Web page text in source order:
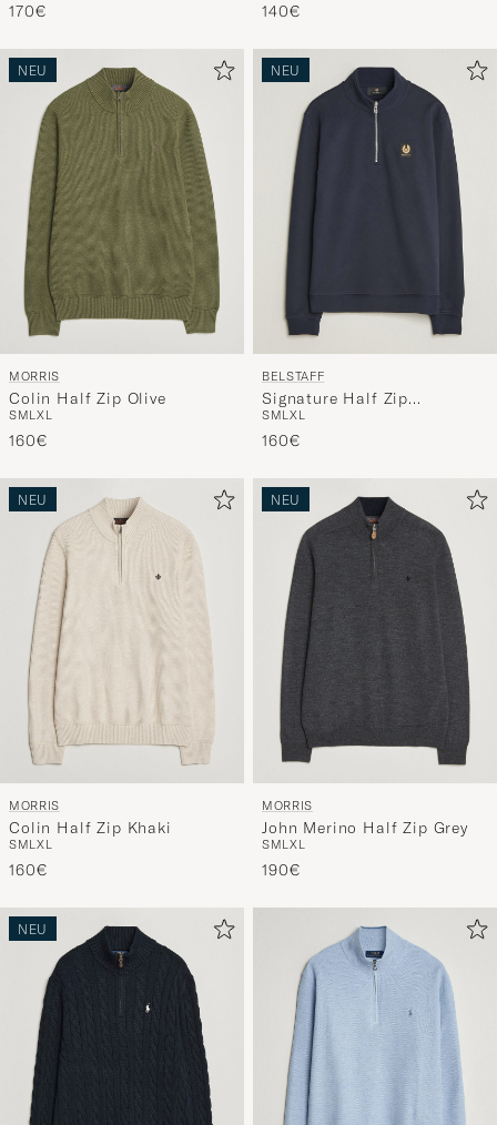
170€
140€
NEU
MORRIS
Colin Half Zip Olive
SMLXL
160€
NEU
BELSTAFF
Signature Half Zip
Sweatshirt Dark Ink
SMLXL
160€
NEU
MORRIS
Colin Half Zip Khaki
SMLXL
160€
NEU
MORRIS
John Merino Half Zip Grey
SMLXL
190€
NEU